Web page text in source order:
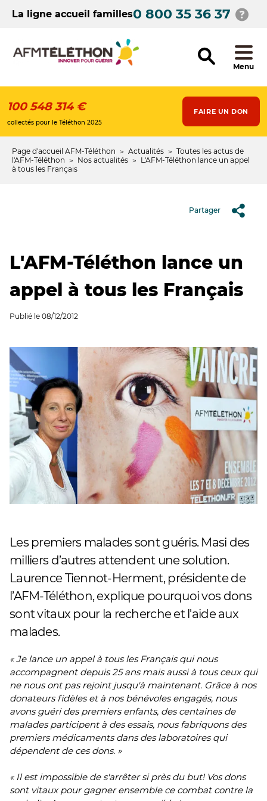
contenuLa ligne accueil familles0 800 35 36 37
Menu
100 548 314 €
collectés pour le Téléthon 2025
FAIRE UN DON
Fil
d'Ariane
Page d'accueil AFM-Téléthon Actualités
Toutes les actus de
l'AFM-Téléthon
Nos actualités
L'AFM‐Téléthon lance un appel
à tous les Français
Partager
L'AFM‐Téléthon lance un
appel à tous les Français
Publié le 08/12/2012
Les premiers malades sont guéris. Masi des
milliers d’autres attendent une solution.
Laurence Tiennot-Herment, présidente de
l’AFM-Téléthon, explique pourquoi vos dons
sont vitaux pour la recherche et l'aide aux
malades.
« Je lance un appel à tous les Français qui nous
accompagnent depuis 25 ans mais aussi à tous ceux qui
ne nous ont pas rejoint jusqu'à maintenant. Grâce à nos
donateurs fidèles et à nos bénévoles engagés, nous
avons guéri des premiers enfants, des centaines de
malades participent à des essais, nous fabriquons des
premiers médicaments dans des laboratoires qui
dépendent de ces dons. »
« Il est impossible de s'arrêter si près du but! Vos dons
sont vitaux pour gagner ensemble ce combat contre la